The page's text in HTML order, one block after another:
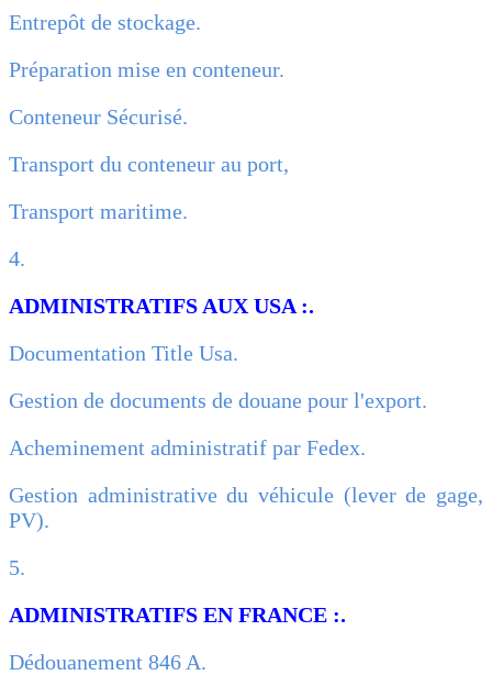
Entrepôt de stockage.
Préparation mise en conteneur.
Conteneur Sécurisé.
Transport du conteneur au port,
Transport maritime.
4.
ADMINISTRATIFS AUX USA :.
Documentation Title Usa.
Gestion de documents de douane pour l'export.
Acheminement administratif par Fedex.
Gestion administrative du véhicule (lever de gage,
PV).
5.
ADMINISTRATIFS EN FRANCE :.
Dédouanement 846 A.